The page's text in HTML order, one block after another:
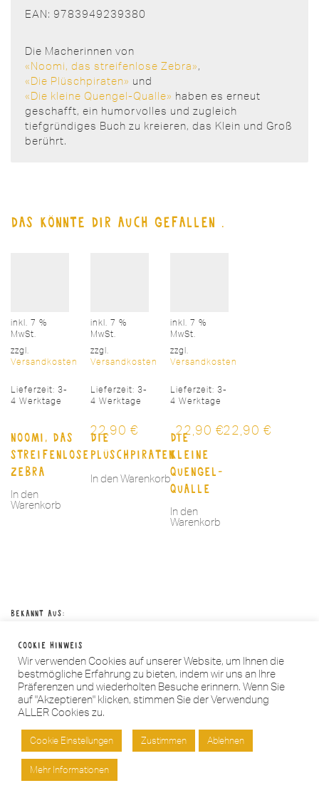
EAN: 9783949239380
Die Macherinnen von
«Noomi, das streifenlose Zebra»,
«Die Plüschpiraten» und
«Die kleine Quengel-Qualle» haben es erneut
geschafft, ein humorvolles und zugleich
tiefgründiges Buch zu kreieren, das Klein und Groß
berührt.
Das könnte dir auch gefallen …
inkl. 7 %
MwSt.
zzgl.
Versandkosten
Lieferzeit: 3-
4 Werktage
Noomi, das
streifenlose
Zebra
In den
Warenkorb
22,90 €
inkl. 7 %
MwSt.
zzgl.
Versandkosten
Lieferzeit: 3-
4 Werktage
Die
Plüschpiraten
In den Warenkorb
22,90 €
inkl. 7 %
MwSt.
zzgl.
Versandkosten
Lieferzeit: 3-
4 Werktage
Die
kleine
Quengel-
Qualle
In den
Warenkorb
22,90 €
Bekannt aus:
Instagram
Impressum |Datenschutzerklärung |AGB|Widerruf
Verlagsprogramm 2022/23 |
Cookie Hinweis
Wir verwenden Cookies auf unserer Website, um Ihnen die
bestmögliche Erfahrung zu bieten, indem wir uns an Ihre
Präferenzen und wiederholten Besuche erinnern. Wenn Sie
auf "Akzeptieren" klicken, stimmen Sie der Verwendung
ALLER Cookies zu.
Cookie Einstellungen Zustimmen Ablehnen
Mehr Informationen